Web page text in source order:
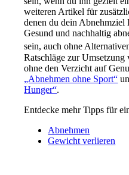
weiteren Artikel für
denen du dein Abnehmziel
Gesund und nachhaltig
sein, auch ohne
Ratschläge zur
ohne den Verzicht auf
„Abnehmen ohne Sport“
Hunger“.
Entdecke mehr Tipps für
Abnehmen
Gewicht verlieren